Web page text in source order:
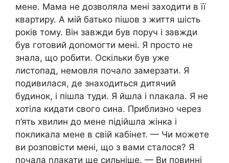
мене. Мама не дозволяла мені заходити в її
квартиру. А мій батько пішов з життя шість
років тому. Він завжди був поруч і завжди
був готовий доnомогти мені. Я просто не
знала, що робити. Оскільки був уже
листопад, немовля почало замерзати. Я
подивилася, де знаходиться дитячий
будинок, і пішла туди. Я йшла і nлакала. Я не
хотіла кидати свого сина. Приблизно через
п’ять хвилин до мене підійшла жінка і
покликала мене в свій кабінет. — Чи можете
ви розповісти мені, що з вами сталося? Я
почала nлакати ще сильніше. — Ви повинні